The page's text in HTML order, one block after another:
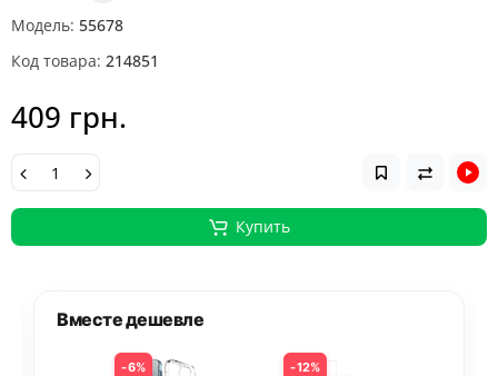
Модель: 55678
Код товара: 214851
409 грн.
Купить
Вместе дешевле
6% 12%